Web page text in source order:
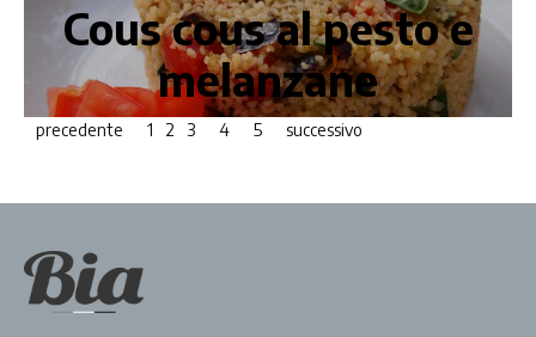
Cous cous al pesto e
melanzane
precedente 1 2 3 4 5 successivo